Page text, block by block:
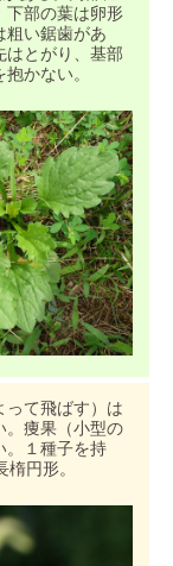
下部の葉は卵形
粗い鋸歯があ
はとがり、基部
かない。
って飛ばす）は
。痩果（小型の
。１種子を持
円形。